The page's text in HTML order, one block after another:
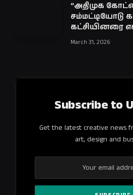
“அதிமுக
சம்மட்டியோடு
கட்சியினரை
March 31, 2026
Subscribe to
Get the latest creative news
art, design and